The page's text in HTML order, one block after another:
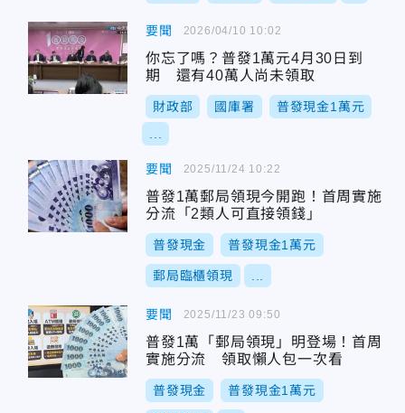
要聞
你忘了嗎？普發1萬元4月30日到
期 還有40萬人尚未領取
財政部 國庫署 普發現金1萬元
2026/04/10 10:02
要聞
普發1萬郵局領現今開跑！首周實施
分流「2類人可直接領錢」
普發現金 普發現金1萬元
郵局臨櫃領現
2025/11/24 10:22
要聞
普發1萬「郵局領現」明登場！首周
實施分流 領取懶人包一次看
普發現金 普發現金1萬元
2025/11/23 09:50